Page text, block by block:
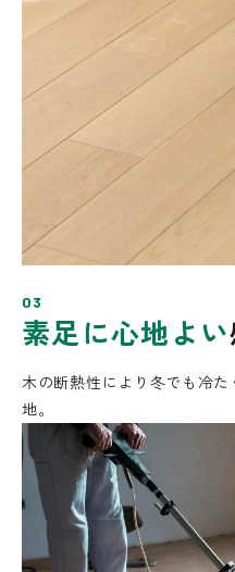
03
素足に心地よい
木の断熱性により冬でも冷た
地。